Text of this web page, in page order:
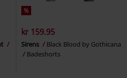
%
kr 159.95
Sirens
Black Blood by Gothicana
Badeshorts